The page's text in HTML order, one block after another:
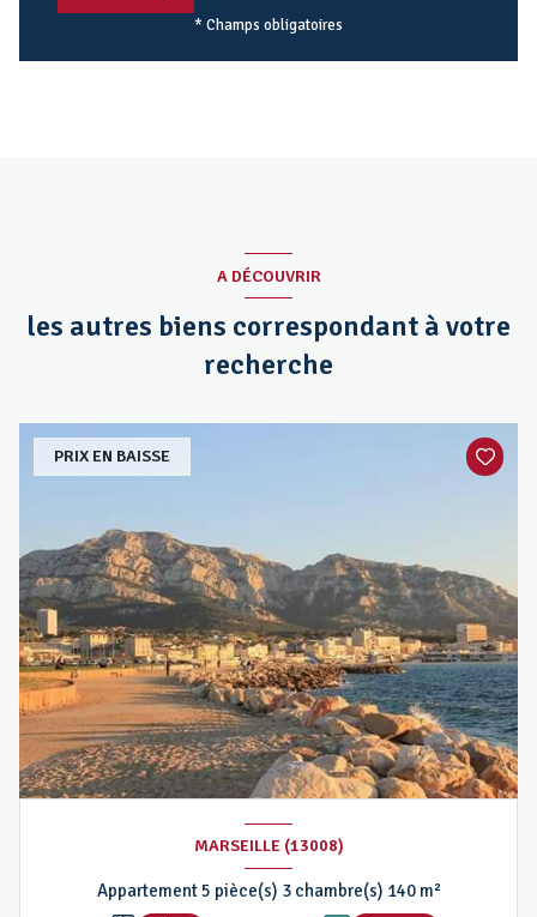
* Champs obligatoires
A DÉCOUVRIR
les autres biens correspondant à votre
recherche
PRIX EN BAISSE
MARSEILLE (13008)
Appartement 5 pièce(s) 3 chambre(s) 140 m²